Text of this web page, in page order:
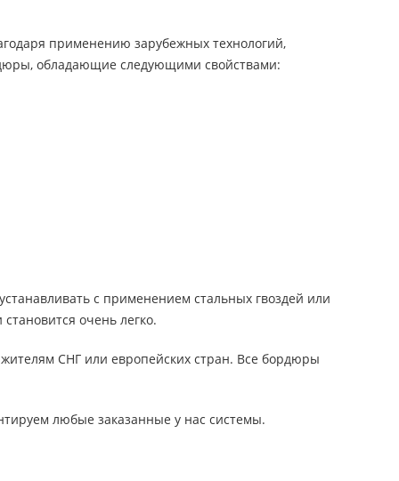
применению зарубежных технологий,
обладающие следующими свойствами:
с применением стальных гвоздей или
очень легко.
СНГ или европейских стран. Все бордюры
любые заказанные у нас системы.